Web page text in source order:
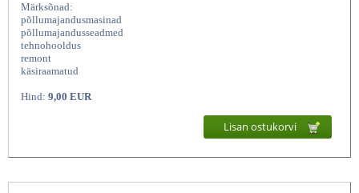
Mehaaniku käsiraamat, Koostanud: Toivo
Märksõnad:
põllumajandusmasinad
põllumajandusseadmed
tehnohooldus
remont
käsiraamatud
Hind: 9,00 EUR
Lisan ostukorvi